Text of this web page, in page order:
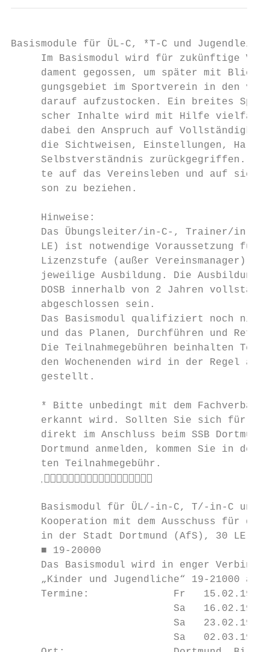
Basismodule für ÜL-C, *T-C und
Im Basismodul wird für zukünftige
dament gegossen, um später mit Blick
gungsgebiet im Sportverein in den
darauf aufzustocken. Ein breites
scher Inhalte wird mit Hilfe
dabei den Anspruch auf
die Sichtweisen, Einstellungen,
Selbstverständnis zurückgegriffen.
te auf das Vereinsleben und auf sich
     son zu beziehen.
     Hinweise:
Das Übungsleiter/in-C-, Trainer/in-
LE) ist notwendige Voraussetzung für
Lizenzstufe (außer Vereinsmanager)
jeweilige Ausbildung. Die Ausbildung
DOSB innerhalb von 2 Jahren
     abgeschlossen sein.
Das Basismodul qualifiziert noch
und das Planen, Durchführen und
Die Teilnahmegebühren beinhalten
den Wochenenden wird in der Regel an
     gestellt.
* Bitte unbedingt mit dem Fachverband
erkannt wird. Sollten Sie sich für
direkt im Anschluss beim SSB Dortmund
Dortmund anmelden, kommen Sie in den
     ten Teilnahmegebühr.
     
Basismodul für ÜL/-in-C, T/-in-C und
Kooperation mit dem Ausschuss für den
     in der Stadt Dortmund (AfS), 30 LE
     ■ 19-20000
Das Basismodul wird in enger
„Kinder und Jugendliche“ 19-21000
Termine:              Fr   15.02.19
Sa   16.02.19
Sa   23.02.19
Sa   02.03.19